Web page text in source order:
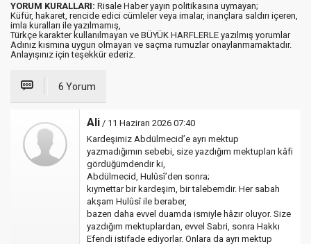
YORUM KURALLARI: Risale Haber yayın politikasına uymayan;
Küfür, hakaret, rencide edici cümleler veya imalar, inançlara saldırı içeren,
imla kuralları ile yazılmamış,
Türkçe karakter kullanılmayan ve BÜYÜK HARFLERLE yazılmış yorumlar
Adınız kısmına uygun olmayan ve saçma rumuzlar onaylanmamaktadır.
Anlayışınız için teşekkür ederiz.
6 Yorum
Ali / 11 Haziran 2026 07:40
Kardeşimiz Abdülmecid’e ayrı mektup
yazmadığımın sebebi, size yazdığım mektupları kâfi
gördüğümdendir ki,
Abdülmecid, Hulûsî’den sonra;
kıymettar bir kardeşim, bir talebemdir. Her sabah
akşam Hulûsî ile beraber,
bazen daha evvel duamda ismiyle hâzır oluyor. Size
yazdığım mektuplardan, evvel Sabri, sonra Hakkı
Efendi istifade ediyorlar. Onlara da ayrı mektup